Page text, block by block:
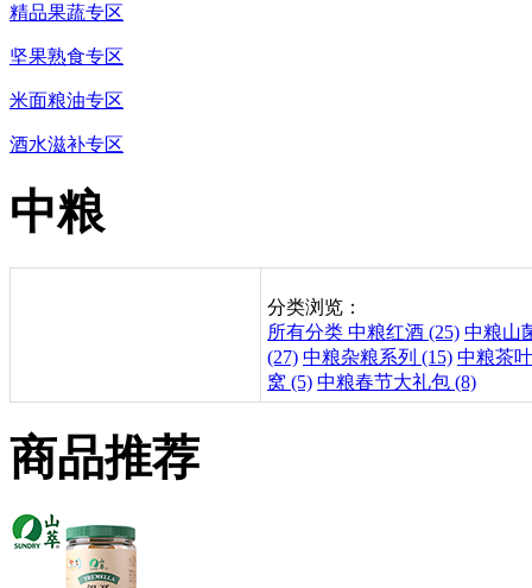
精品果蔬专区
坚果熟食专区
米面粮油专区
酒水滋补专区
中粮
分类浏览：
所有分类 中粮红酒 (25) 中粮山
(27) 中粮杂粮系列 (15) 中粮茶
窝 (5) 中粮春节大礼包 (8)
商品推荐